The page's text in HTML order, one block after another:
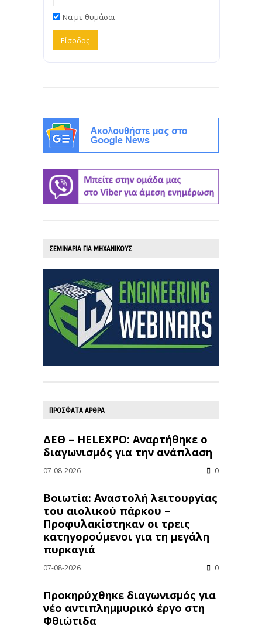
Να με θυμάσαι
ΣΕΜΙΝΑΡΙΑ ΓΙΑ ΜΗΧΑΝΙΚΟΥΣ
ΠΡΟΣΦΑΤΑ ΑΡΘΡΑ
ΔΕΘ – HELEXPO: Αναρτήθηκε ο
διαγωνισμός για την ανάπλαση
07-08-2026 0
Βοιωτία: Αναστολή λειτουργίας
του αιολικού πάρκου –
Προφυλακίστηκαν οι τρεις
κατηγορούμενοι για τη μεγάλη
πυρκαγιά
07-08-2026 0
Προκηρύχθηκε διαγωνισμός για
νέo αντιπλημμυρικό έργο στη
Φθιώτιδα